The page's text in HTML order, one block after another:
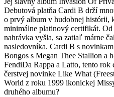
Debutová platňa Cardi B drží
o prvý album v hudobnej histórii,
minimálne platinový certifikát.
nahrávka vyšla, sa zatiaľ márne
nasledovníka. Cardi B s
Bongos s Megan Thee Stallion a
FendiDa Rappa a Latto, tento
čerstvej novinke Like What
World z roku 1999 ikonickej
druhého albumu?